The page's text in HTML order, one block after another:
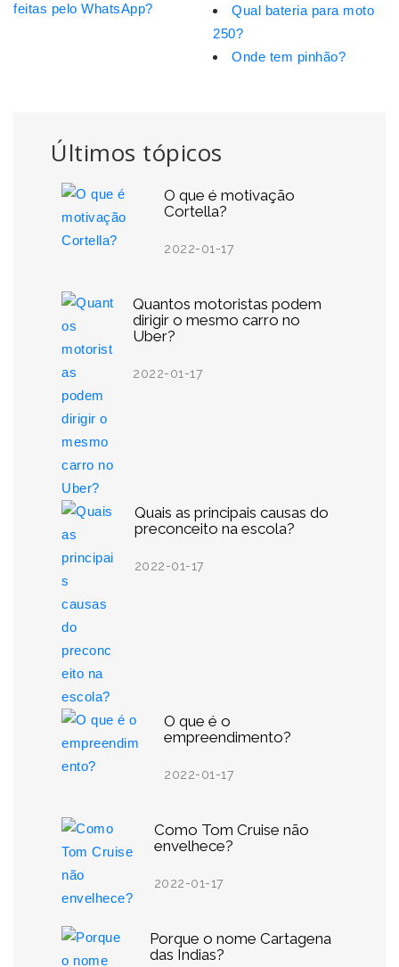
Últimos tópicos
O que é motivação
Cortella?
2022-01-17
Quantos motoristas podem
dirigir o mesmo carro no
Uber?
2022-01-17
Quais as principais causas do
preconceito na escola?
2022-01-17
O que é o
empreendimento?
2022-01-17
Como Tom Cruise não
envelhece?
2022-01-17
Porque o nome Cartagena
das Índias?
feitas pelo WhatsApp?
Qual bateria para moto
250?
Onde tem pinhão?